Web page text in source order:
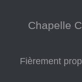
Chapelle
Fièrement